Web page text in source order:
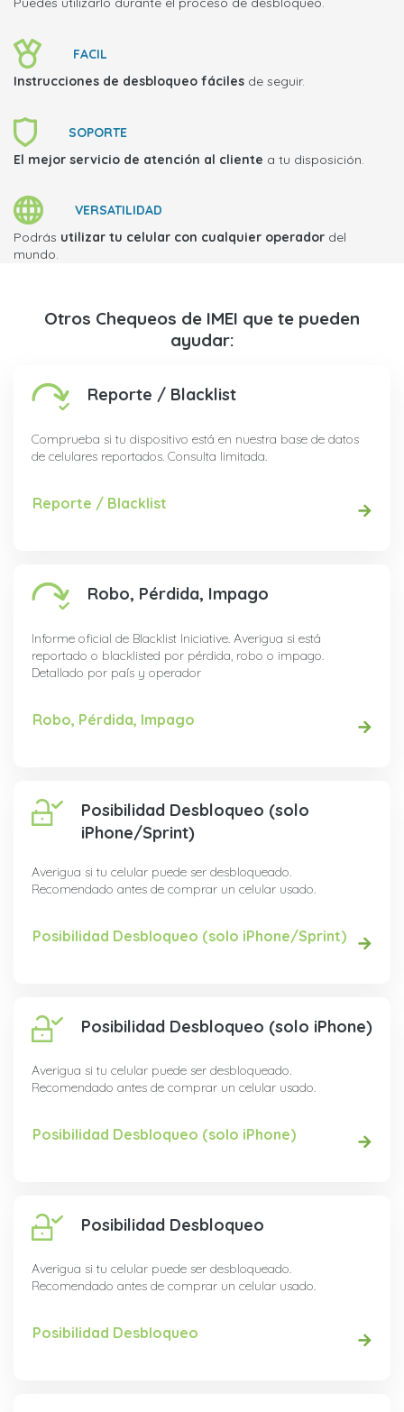
FACIL
Instrucciones de desbloqueo fáciles de seguir.
SOPORTE
El mejor servicio de atención al cliente a tu disposición.
VERSATILIDAD
Podrás utilizar tu celular con cualquier operador del
mundo.
Otros Chequeos de IMEI que te pueden
ayudar:
Reporte / Blacklist
Comprueba si tu dispositivo está en nuestra base de datos
de celulares reportados. Consulta limitada.
Reporte / Blacklist
Robo, Pérdida, Impago
Informe oficial de Blacklist Iniciative. Averigua si está
reportado o blacklisted por pérdida, robo o impago.
Detallado por país y operador
Robo, Pérdida, Impago
Posibilidad Desbloqueo (solo
iPhone/Sprint)
Averigua si tu celular puede ser desbloqueado.
Recomendado antes de comprar un celular usado.
Posibilidad Desbloqueo (solo iPhone/Sprint)
Posibilidad Desbloqueo (solo iPhone)
Averigua si tu celular puede ser desbloqueado.
Recomendado antes de comprar un celular usado.
Posibilidad Desbloqueo (solo iPhone)
Posibilidad Desbloqueo
Averigua si tu celular puede ser desbloqueado.
Recomendado antes de comprar un celular usado.
Posibilidad Desbloqueo